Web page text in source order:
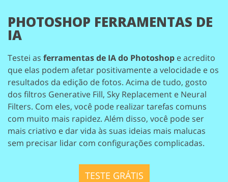
PHOTOSHOP FERRAMENTAS DE
IA
Testei as ferramentas de IA do Photoshop e acredito
que elas podem afetar positivamente a velocidade e os
resultados da edição de fotos. Acima de tudo, gosto
dos filtros Generative Fill, Sky Replacement e Neural
Filters. Com eles, você pode realizar tarefas comuns
com muito mais rapidez. Além disso, você pode ser
mais criativo e dar vida às suas ideias mais malucas
sem precisar lidar com configurações complicadas.
TESTE GRÁTIS